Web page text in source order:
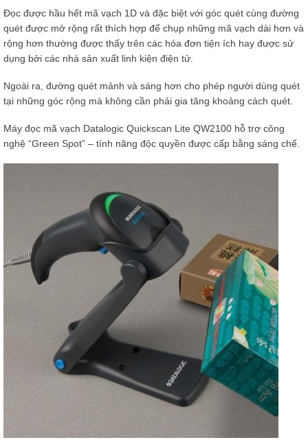
Đọc được hầu hết mã vạch 1D và đặc biệt với góc quét cùng đường
quét được mở rộng rất thích hợp để chụp những mã vạch dài hơn và
rộng hơn thường được thấy trên các hóa đơn tiện ích hay được sử
dụng bởi các nhà sản xuất linh kiện điện tử.
Ngoài ra, đường quét mảnh và sáng hơn cho phép người dùng quét
tại những góc rộng mà không cần phải gia tăng khoảng cách quét.
Máy đọc mã vạch Datalogic Quickscan Lite QW2100 hỗ trợ công
nghệ “Green Spot” – tính năng độc quyền được cấp bằng sáng chế.